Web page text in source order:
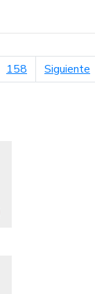
158 Siguiente